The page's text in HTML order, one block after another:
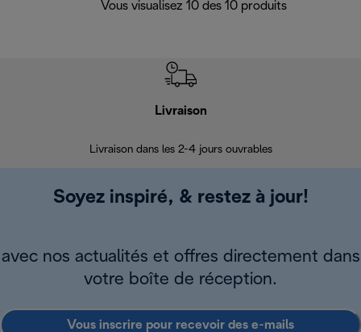
Vous visualisez 10 des 10 produits
Livraison
Livraison dans les 2-4 jours ouvrables
Soyez inspiré, & restez à jour!
avec nos actualités et offres directement dans
votre boîte de réception.
Vous inscrire pour recevoir des e-mails